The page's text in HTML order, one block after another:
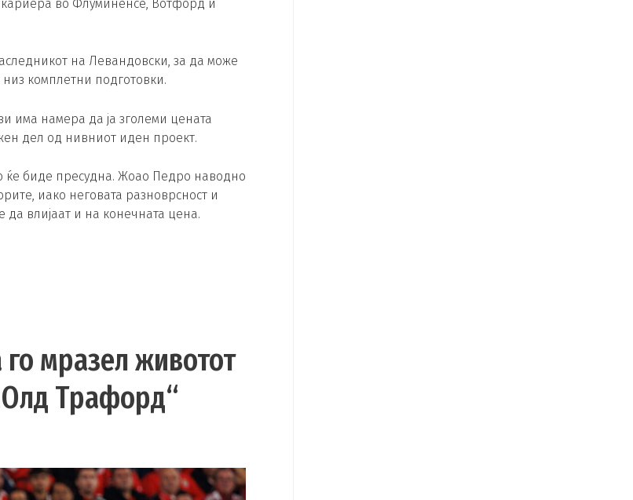
кариера во Флуминенсе, Вотфорд и
на Левандовски, за да може
комплетни подготовки.
има намера да ја зголеми цената
дел од нивниот иден проект.
ќе биде пресудна. Жоао Педро наводно
иако неговата разноврсност и
влијаат и на конечната цена.
мразел животот
Трафорд“